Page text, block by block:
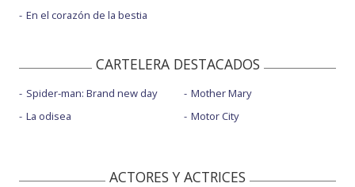
En el corazón de la bestia
CARTELERA DESTACADOS
Spider-man: Brand new day
La odisea
Mother Mary
Motor City
ACTORES Y ACTRICES